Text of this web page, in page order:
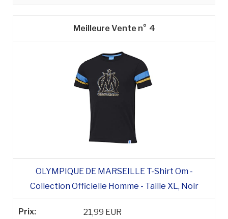
4
OLYMPIQUE DE MARSEILLE T-Shirt Om -
Collection Officielle Homme - Taille XL, Noir
21,99 EUR